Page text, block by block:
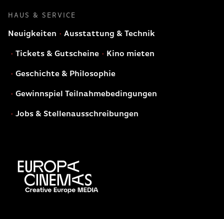
HAUS & SERVICE
Neuigkeiten Ausstattung & Technik
Tickets & Gutscheine Kino mieten
Geschichte & Philosophie
Gewinnspiel Teilnahmebedingungen
Jobs & Stellenausschreibungen